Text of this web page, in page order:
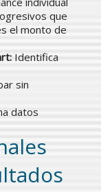
que
el monto de
Identifica
sin
datos